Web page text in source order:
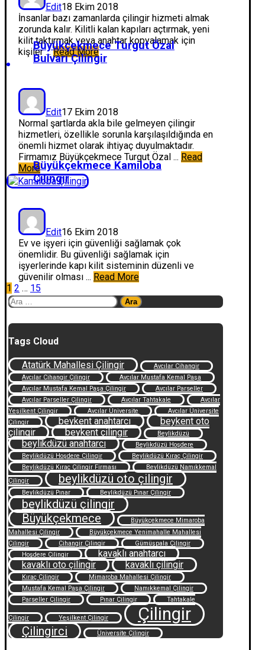
Edit18 Ekim 2018
İnsanlar bazı zamanlarda çilingir hizmeti almak
zorunda kalır. Kilitli kalan kapıları açtırmak, yeni
kilit taktırmak veya anahtar kopyalamak için
kişiler ...Read More
Büyükçekmece Turgut Özal
Bulvarı Çilingir
Edit17 Ekim 2018
Normal şartlarda akla bile gelmeyen çilingir
hizmetleri, özellikle sorunla karşılaşıldığında en
önemli hizmet olarak ihtiyaç duyulmaktadır.
Firmamız Büyükçekmece Turgut Özal ... Read
MoreBüyükçekmece Kamiloba
Çilingir
Edit16 Ekim 2018
Ev ve işyeri için güvenliği sağlamak çok
önemlidir. Bu güvenliği sağlamak için
işyerlerinde kapı kilit sisteminin düzenli ve
güvenilir olması ... Read More
Yazı
sayfalaması
1 2 … 15
Arama:
Tags Cloud
Atatürk Mahallesi Çilingir
Avcılar Cihangir
Avcılar Cihangir Çilingir
Avcılar Mustafa Kemal Paşa
Avcılar Mustafa Kemal Paşa Çilingir
Avcılar Parseller
Avcılar Parseller Çilingir
Avcılar Tahtakale
Avcılar
Yeşilkent Çilingir
Avcılar Üniversite
Avcılar Üniversite
Çilingir
beykent anahtarcı
beykent oto
çilingir
beykent çilingir Beylikdüzü
beylikdüzü anahtarcı
Beylikdüzü Hoşdere
Beylikdüzü Hoşdere Çilingir
Beylikdüzü Kıraç Çilingir
Beylikdüzü Kıraç Çilingir Firması
Beylikdüzü Namıkkemal
Çilingir
beylikdüzü oto çilingir
Beylikdüzü Pınar Beylikdüzü Pınar Çilingir
beylikdüzü çilingir
Büyükçekmece
Büyükçekmece Mimaroba
Mahallesi Çilingir
Büyükçekmece Yenimahalle Mahallesi
Çilingir
Cihangir Çilingir
Gümüşpala Çilingir
Hoşdere Çilingir
kavaklı anahtarcı
kavaklı oto çilingir
kavaklı çilingir
Kıraç Çilingir
Mimaroba Mahallesi Çilingir
Mustafa Kemal Paşa Çilingir
Namıkkemal Çilingir
Parseller Çilingir
Pınar Çilingir Tahtakale
Çilingir Yeşilkent Çilingir Çilingir
Çilingirci Üniversite Çilingir